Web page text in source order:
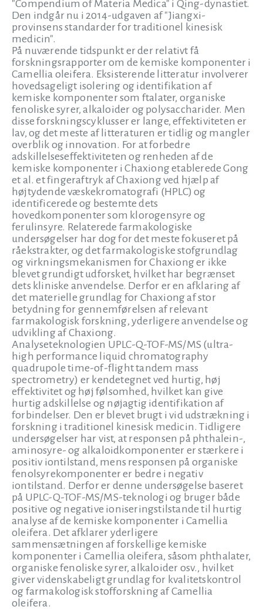
"Compendium of Materia Medica" i Qing-dynastiet.
Den indgår nu i 2014-udgaven af "Jiangxi-
provinsens standarder for traditionel kinesisk
medicin".
På nuværende tidspunkt er der relativt få
forskningsrapporter om de kemiske komponenter i
Camellia oleifera. Eksisterende litteratur involverer
hovedsageligt isolering og identifikation af
kemiske komponenter som ftalater, organiske
fenoliske syrer, alkaloider og polysaccharider. Men
disse forskningscyklusser er lange, effektiviteten er
lav, og det meste af litteraturen er tidlig og mangler
overblik og innovation. For at forbedre
adskillelseseffektiviteten og renheden af de
kemiske komponenter i Chaxiong etablerede Gong
et al. et fingeraftryk af Chaxiong ved hjælp af
højtydende væskekromatografi (HPLC) og
identificerede og bestemte dets
hovedkomponenter som klorogensyre og
ferulinsyre. Relaterede farmakologiske
undersøgelser har dog for det meste fokuseret på
råekstrakter, og det farmakologiske stofgrundlag
og virkningsmekanismen for Chaxiong er ikke
blevet grundigt udforsket, hvilket har begrænset
dets kliniske anvendelse. Derfor er en afklaring af
det materielle grundlag for Chaxiong af stor
betydning for gennemførelsen af relevant
farmakologisk forskning, yderligere anvendelse og
udvikling af Chaxiong.
Analyseteknologien UPLC-Q-TOF-MS/MS (ultra-
high performance liquid chromatography
quadrupole time-of-flight tandem mass
spectrometry) er kendetegnet ved hurtig, høj
effektivitet og høj følsomhed, hvilket kan give
hurtig adskillelse og nøjagtig identifikation af
forbindelser. Den er blevet brugt i vid udstrækning i
forskning i traditionel kinesisk medicin. Tidligere
undersøgelser har vist, at responsen på phthalein-,
aminosyre- og alkaloidkomponenter er stærkere i
positiv iontilstand, mens responsen på organiske
fenolsyrekomponenter er bedre i negativ
iontilstand. Derfor er denne undersøgelse baseret
på UPLC-Q-TOF-MS/MS-teknologi og bruger både
positive og negative ioniseringstilstande til hurtig
analyse af de kemiske komponenter i Camellia
oleifera. Det afklarer yderligere
sammensætningen af forskellige kemiske
komponenter i Camellia oleifera, såsom phthalater,
organiske fenoliske syrer, alkaloider osv., hvilket
giver videnskabeligt grundlag for kvalitetskontrol
og farmakologisk stofforskning af Camellia
oleifera.